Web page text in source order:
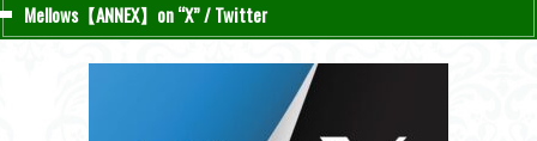
Mellows【ANNEX】on “X” / Twitter